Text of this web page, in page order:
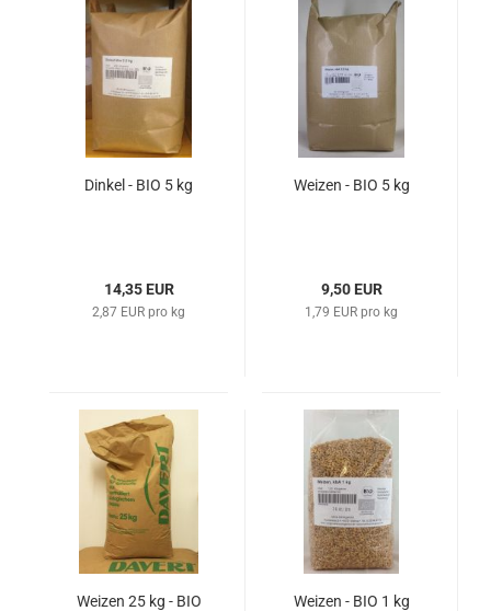
Dinkel - BIO 5 kg
14,35 EUR
2,87 EUR pro kg
Weizen - BIO 5 kg
9,50 EUR
1,79 EUR pro kg
Weizen 25 kg - BIO Weizen - BIO 1 kg